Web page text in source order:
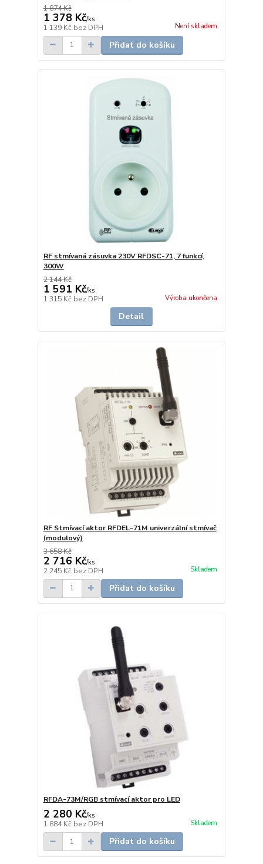
1 874 Kč
1 378 Kč/ks
1 139 Kč bez DPH Není skladem
Přidat do košíku
RF stmívaná zásuvka 230V RFDSC-71, 7 funkcí,
300W
2 144 Kč
1 591 Kč/ks
1 315 Kč bez DPH Výroba ukončena
Detail
RF Stmívací aktor RFDEL-71M univerzální stmívač
(modulový)
3 658 Kč
2 716 Kč/ks
2 245 Kč bez DPH Skladem
Přidat do košíku
RFDA-73M/RGB stmívací aktor pro LED
2 280 Kč/ks
1 884 Kč bez DPH Skladem
Přidat do košíku